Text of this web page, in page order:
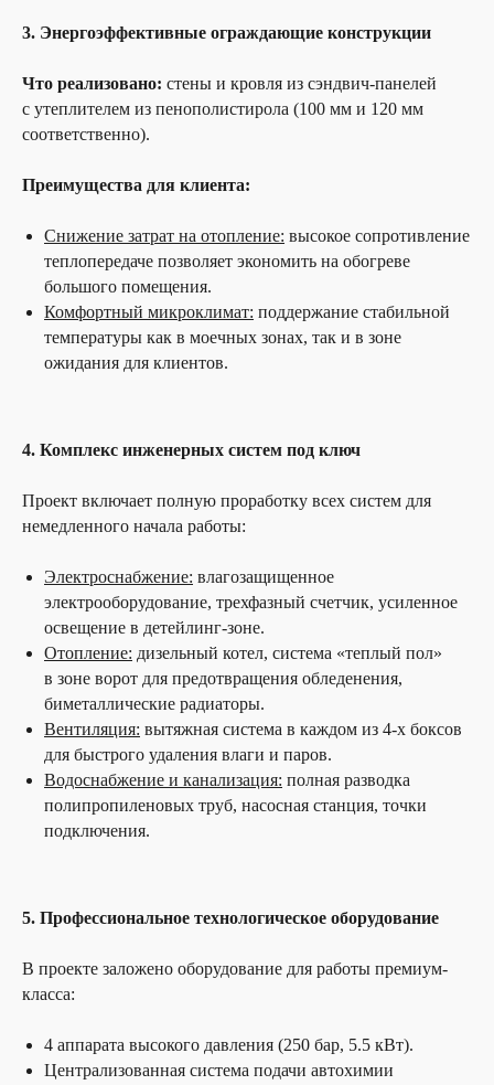
3. Энергоэффективные ограждающие конструкции
Что реализовано: стены и кровля из сэндвич-панелей
с утеплителем из пенополистирола (100 мм и 120 мм
соответственно).
Преимущества для клиента:
Снижение затрат на отопление: высокое сопротивление
теплопередаче позволяет экономить на обогреве
большого помещения.
Комфортный микроклимат: поддержание стабильной
температуры как в моечных зонах, так и в зоне
ожидания для клиентов.
4. Комплекс инженерных систем под ключ
Проект включает полную проработку всех систем для
немедленного начала работы:
Электроснабжение: влагозащищенное
электрооборудование, трехфазный счетчик, усиленное
освещение в детейлинг-зоне.
Отопление: дизельный котел, система «теплый пол»
в зоне ворот для предотвращения обледенения,
биметаллические радиаторы.
Вентиляция: вытяжная система в каждом из 4-х боксов
для быстрого удаления влаги и паров.
Водоснабжение и канализация: полная разводка
полипропиленовых труб, насосная станция, точки
подключения.
5. Профессиональное технологическое оборудование
В проекте заложено оборудование для работы премиум-
класса:
4 аппарата высокого давления (250 бар, 5.5 кВт).
Централизованная система подачи автохимии